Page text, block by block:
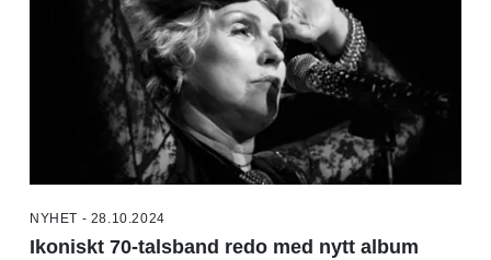
NYHET - 28.10.2024
Ikoniskt 70-talsband redo med nytt album